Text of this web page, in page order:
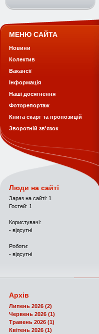
МЕНЮ САЙТА
Новини
Колектив
Вакансії
Інформація
Наші досягнення
Фоторепортаж
Книга скарг та пропозицій
Зворотній зв'язок
Люди на сайті
Зараз на сайті: 1
Гостей: 1
Користувачі:
- відсутні
Роботи:
- відсутні
Архів
Липень 2026 (2)
Червень 2026 (1)
Травень 2026 (1)
Квітень 2026 (1)